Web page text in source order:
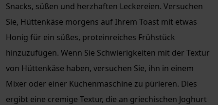
Snacks, süßen und herzhaften Leckereien. Versuchen
Sie, Hüttenkäse morgens auf Ihrem Toast mit etwas
Honig für ein süßes, proteinreiches Frühstück
hinzuzufügen. Wenn Sie Schwierigkeiten mit der Textur
von Hüttenkäse haben, versuchen Sie, ihn in einem
Mixer oder einer Küchenmaschine zu pürieren. Dies
ergibt eine cremige Textur, die an griechischen Joghurt